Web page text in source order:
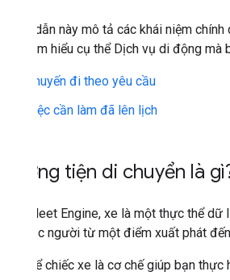
Hướng dẫn này mô tả các khái niệm
và tìm hiểu cụ thể Dịch vụ di động mà
Chuyến đi theo yêu cầu
Việc cần làm đã lên lịch
Phương tiện di chuyển là
Trong Fleet Engine, xe là một thực thể
hoá hoặc người từ một điểm xuất phát
Thực thể chiếc xe là cơ chế giúp bạn